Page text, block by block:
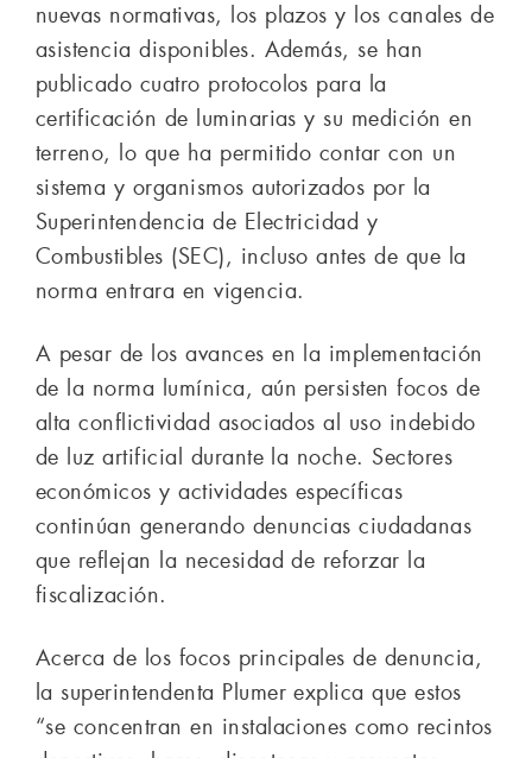
nuevas normativas, los plazos y los canales de
asistencia disponibles. Además, se han
publicado cuatro protocolos para la
certificación de luminarias y su medición en
terreno, lo que ha permitido contar con un
sistema y organismos autorizados por la
Superintendencia de Electricidad y
Combustibles (SEC), incluso antes de que la
norma entrara en vigencia.
A pesar de los avances en la implementación
de la norma lumínica, aún persisten focos de
alta conflictividad asociados al uso indebido
de luz artificial durante la noche. Sectores
económicos y actividades específicas
continúan generando denuncias ciudadanas
que reflejan la necesidad de reforzar la
fiscalización.
Acerca de los focos principales de denuncia,
la superintendenta Plumer explica que estos
“se concentran en instalaciones como recintos